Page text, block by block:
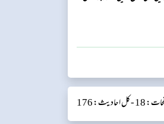
18 - کل احادیث: 176